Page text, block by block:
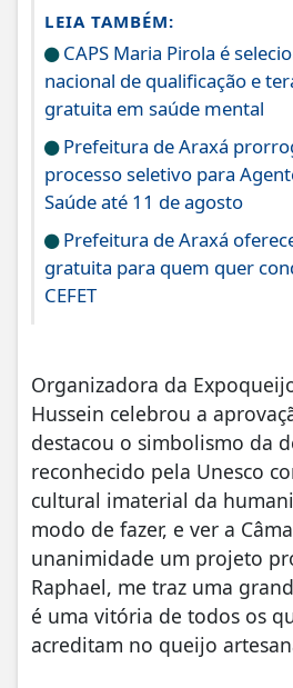
LEIA TAMBÉM:
CAPS Maria Pirola é
nacional de qualificação e
gratuita em saúde mental
Prefeitura de Araxá
processo seletivo para
Saúde até 11 de agosto
Prefeitura de Araxá
gratuita para quem quer
CEFET
Organizadora da
Hussein celebrou a
destacou o simbolismo da
reconhecido pela Unesco
cultural imaterial da
modo de fazer, e ver a
unanimidade um projeto
Raphael, me traz uma
é uma vitória de todos os
acreditam no queijo